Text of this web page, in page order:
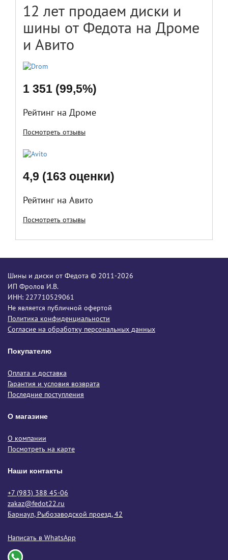
12 лет продаем диски и
шины от Федота на Дроме
и Авито
1 351 (99,5%)
Рейтинг на Дроме
Посмотреть отзывы
4,9 (163 оценки)
Рейтинг на Авито
Посмотреть отзывы
Шины и диски от Федота © 2011-2026
ИП Фролов И.В.
ИНН: 227710529061
Не является публичной офертой
Политика конфиденциальности
Согласие на обработку персональных данных
Покупателю
Оплата и доставка
Гарантия и условия возврата
Последние поступления
О магазине
О компании
Посмотреть на карте
Наши контакты
+7 (983) 388 45-06
zakaz@fedot22.ru
Барнаул, Рыбозаводской проезд, 42
Написать в WhatsApp